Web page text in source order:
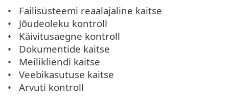
Failisüsteemi reaalajaline kaitse
Jõudeoleku kontroll
Käivitusaegne kontroll
Dokumentide kaitse
Meilikliendi kaitse
Veebikasutuse kaitse
Arvuti kontroll